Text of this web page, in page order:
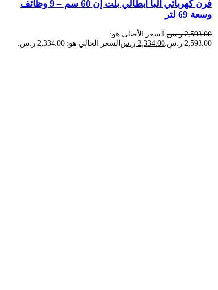
فرن كهربائي البا ايطالي بلت إن 60 سم – 9 وظائف
وسعة 69 لتر
2,593.00 ر.س السعر الأصلي هو:
2,593.00 ر.س.
2,334.00 ر.س السعر الحالي هو: 2,334.00 ر.س.